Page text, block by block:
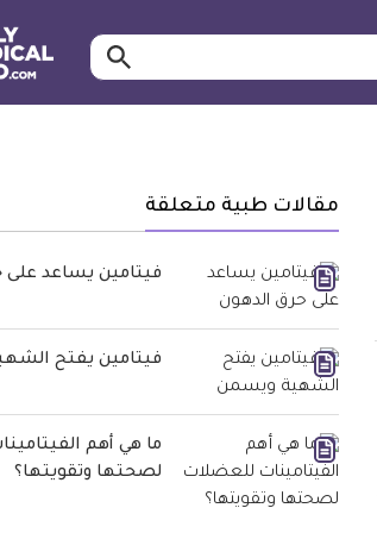
ابحث…
مقالات طبية متعلقة
فيتامين يساعد على
فيتامين يفتح
ما هي أهم
لصحتها وتقويتها؟